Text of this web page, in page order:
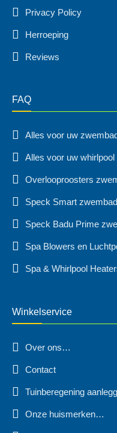
Privacy Policy
Herroeping
Reviews
FAQ
Alles voor uw
Alles voor uw whirlpool
Overlooproosters
Speck Smart
Speck Badu Prime
Spa Blowers en
Spa & Whirlpool
Winkelservice
Over ons…
Contact
Tuinberegening
Onze huismerken…